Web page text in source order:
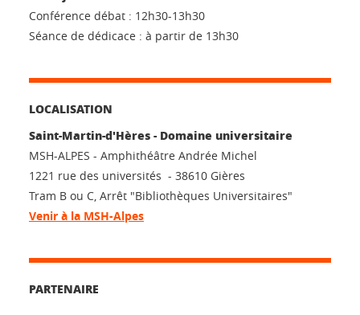
Conférence débat : 12h30-13h30
Séance de dédicace : à partir de 13h30
LOCALISATION
Saint-Martin-d'Hères - Domaine universitaire
MSH-ALPES - Amphithéâtre Andrée Michel
1221 rue des universités - 38610 Gières
Tram B ou C, Arrêt "Bibliothèques Universitaires"
Venir à la MSH-Alpes
PARTENAIRE